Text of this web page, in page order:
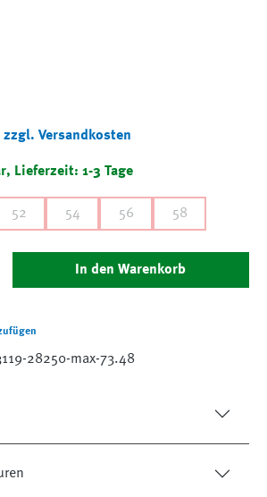
Versandkosten
Lieferzeit: 1-3 Tage
52 54 56 58
Gib den gewünschten Wert
In den Warenkorb
28250-max-73.48